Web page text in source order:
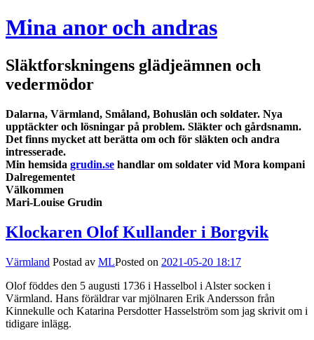
Mina anor och andras
Släktforskningens glädjeämnen och
vedermödor
Dalarna, Värmland, Småland, Bohuslän och soldater. Nya
upptäckter och lösningar på problem. Släkter och gårdsnamn.
Det finns mycket att berätta om och för släkten och andra
intresserade.
Min hemsida grudin.se handlar om soldater vid Mora kompani
Dalregementet
Välkommen
Mari-Louise Grudin
Klockaren Olof Kullander i Borgvik
Värmland Postad av MLPosted on 2021-05-20 18:17
Olof föddes den 5 augusti 1736 i Hasselbol i Alster socken i
Värmland. Hans föräldrar var mjölnaren Erik Andersson från
Kinnekulle och Katarina Persdotter Hasselström som jag skrivit om i
tidigare inlägg.